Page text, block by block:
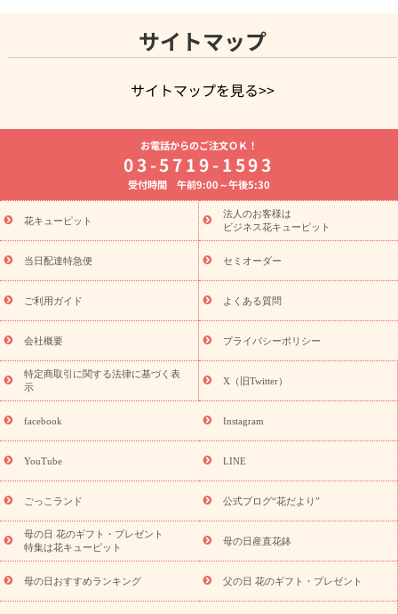
サイトマップ
サイトマップを見る>>
よく贈られる花
お祝いの花特集
誕生日フラワーギフト特集
8月の誕生花(トルコキキョウ)
開店・開業祝い
お供え・お悔やみ お供え・お悔やみの花
通夜・葬儀に贈る花 胡蝶蘭・花鉢
ーブドフラワー
季節のイベント
ひまわり ギフト・プレゼント
特集
お盆 花（新盆・初盆） 季節のイベント
お盆 花（新
盆・初盆）
お盆 花（新盆・初盆）
お盆・お供え 花とセットギ
フト
お盆・お供え プリザーブドフラワー
ひまわり ギフト・プ
レゼント特集
夏の花贈り・お中元・暑中見舞い 花のギフト特集
敬老の日におくる花ギフト・プレゼント特集
花ギフト・プレゼント特集
敬老の日 花のおすすめランキング
敬
老の日 花鉢植えのギフト・プレゼント特集
敬老の日 花とセットギ
フト・プレゼント特集
敬老の日の花 全てのギフト一覧
キャン
ペーン
「きょう誕生日なんです」キャンペーン
探す
誕生日フラワーギフト 誕生日フラワーギフト特集
誕生
日フラワーギフト商品一覧
ユリ トルコキキョウ
誕生花(トルコキキョウ)
9月の誕生花(リンドウ)
誕生日セット
ギフト
「きょう誕生日なんです」キャンペーン
用途から探す お祝いの花特集 当日配達特急便
お祝い商品
一覧
お祝い 新築・引っ越し祝い
結婚記念日
結婚祝い 出産祝い 退院祝い・快気祝い
還暦
祝い・長寿祝い
プチギフト ペットのお祝いフラワー
元・暑中見舞い
敬老の日
お供え
お供え・お悔やみ商品一覧 お供え・お悔やみの花
十九日法要以降に贈る花
通夜・葬儀に贈る花
お供え お花とセッ
お電話からのご注文ＯＫ！
03-5719-1593
受付時間 午前9:00～午後5:30
花キューピット
法人のお客様は
ビジネス花キューピット
当日配達特急便 セミオーダー
ご利用ガイド よくある質問
会社概要 プライバシーポリシー
特定商取引に関する法律に基づく表
示
X（旧Twitter）
facebook Instagram
YouTube LINE
ごっこランド 公式ブログ“花だより”
母の日 花のギフト・プレゼント
特集は花キューピット
母の日産直花鉢
母の日おすすめランキング 父の日 花のギフト・プレゼント